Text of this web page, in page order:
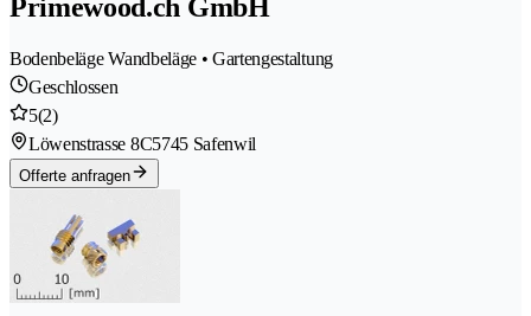
Primewood.ch GmbH
Bodenbeläge Wandbeläge • Gartengestaltung
Geschlossen
5(2)
Löwenstrasse 8C5745 Safenwil
Offerte anfragen